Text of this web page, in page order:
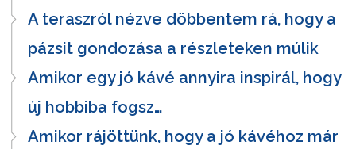
A teraszról nézve döbbentem rá, hogy a
pázsit gondozása a részleteken múlik
Amikor egy jó kávé annyira inspirál, hogy
új hobbiba fogsz…
Amikor rájöttünk, hogy a jó kávéhoz már